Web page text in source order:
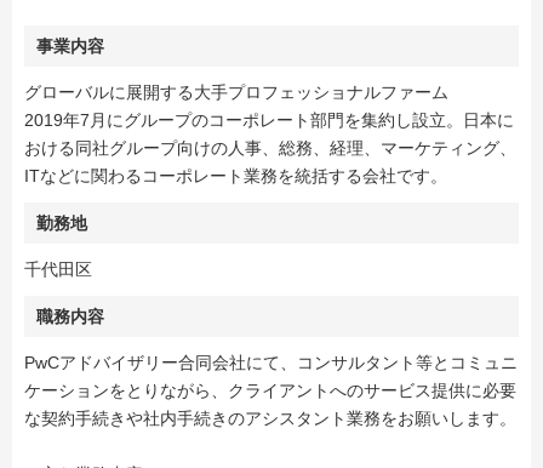
事業内容
グローバルに展開する大手プロフェッショナルファーム
2019年7月にグループのコーポレート部門を集約し設立。日本に
おける同社グループ向けの人事、総務、経理、マーケティング、
ITなどに関わるコーポレート業務を統括する会社です。
勤務地
千代田区
職務内容
PwCアドバイザリー合同会社にて、コンサルタント等とコミュニ
ケーションをとりながら、クライアントへのサービス提供に必要
な契約手続きや社内手続きのアシスタント業務をお願いします。